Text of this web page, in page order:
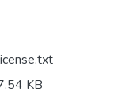
KB